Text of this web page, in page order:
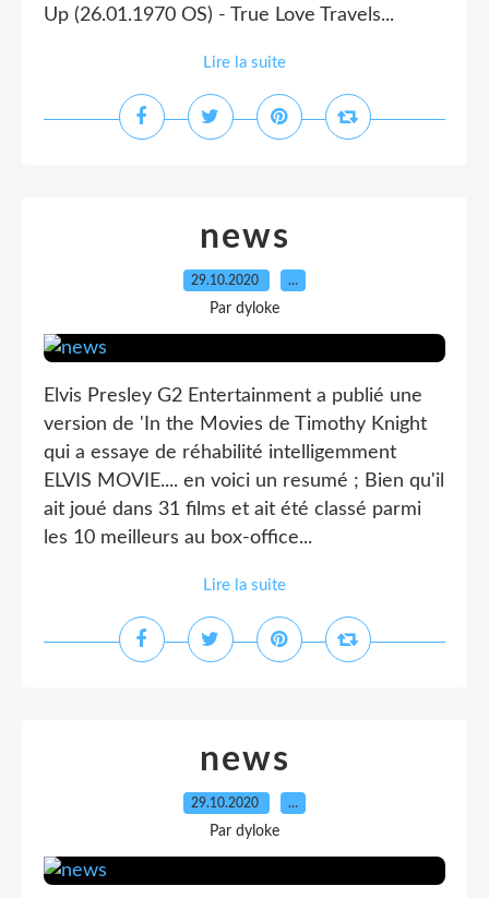
Up (26.01.1970 OS) - True Love Travels...
Lire la suite
news
29.10.2020 …
Par dyloke
Elvis Presley G2 Entertainment a publié une
version de 'In the Movies de Timothy Knight
qui a essaye de réhabilité intelligemment
ELVIS MOVIE.... en voici un resumé ; Bien qu'il
ait joué dans 31 films et ait été classé parmi
les 10 meilleurs au box-office...
Lire la suite
news
29.10.2020 …
Par dyloke